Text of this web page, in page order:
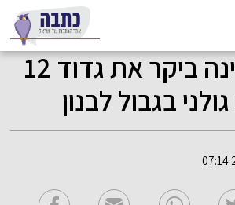
נשיא המדינה ביקר את גדוד 12
בגבול לבנון